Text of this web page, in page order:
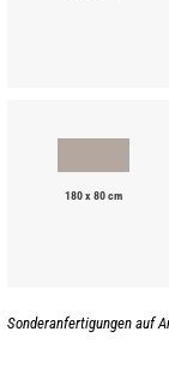
180 x 80 cm
Sonderanfertigungen auf